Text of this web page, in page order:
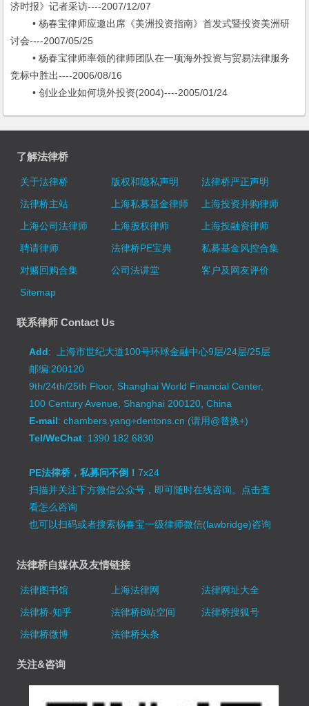
济时报》记者采访----2007/12/07
• 杨春宝律师应邀出席《美洲投资指南》首发式暨投资美洲研
讨会----2007/05/25
• 杨春宝律师率领的律师团队在一项海外投资与贸易法律服务
竞标中胜出----2006/08/16
• 创业企业如何境外投资(2004)----2005/01/24
了解法律桥
关于法律桥 版权和隐私声明
法律桥严正声明
法律桥主站
上海私募基金律师
上海投资并购律师
上海公司法律师
上海股权律师
上海投融资律师
聘请律师
法律桥PE宝典
私募基金风控合集
对赌回购合集
公司法讲堂
客户及网友评价
Sitemap
联系律师 Contact Us
Add: 上海市世纪大道100号环球金融中心9层/24层/25层
邮编:200120
9th/24th/25th Floor, Shanghai World Financial Center,
100 Century Avenue, Shanghai 200120, China
E-mail: chambers.yang+dentons.cn (请用@替换+)
Tel/WeChat: 1390 182 6830
PE法律桥，私募问不倒！7x24
扫描并关注下方微信公众号，即可随时在线咨询。 点击查
看怎么咨询
也可以扫码或者搜索杨春宝一级律师微信(lawbridge)咨询
法律桥自媒体及友情链接
法律图书馆 上海法律网
法律网址大全
法律桥-知乎
法律桥B站空间
法律桥搜狐号
法律桥微博
法律桥头条
关注&咨询